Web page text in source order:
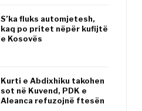
S’ka fluks automjetesh,
kaq po pritet nëpër kufijtë
e Kosovës
Kurti e Abdixhiku takohen
sot në Kuvend, PDK e
Aleanca refuzojnë ftesën